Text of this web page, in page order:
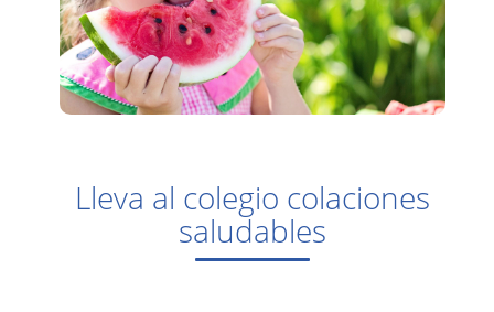
Lleva al colegio colaciones
saludables